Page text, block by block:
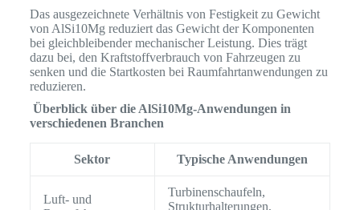
Das ausgezeichnete Verhältnis von Festigkeit zu Gewicht
von AlSi10Mg reduziert das Gewicht der Komponenten
bei gleichbleibender mechanischer Leistung. Dies trägt
dazu bei, den Kraftstoffverbrauch von Fahrzeugen zu
senken und die Startkosten bei Raumfahrtanwendungen zu
reduzieren.
Überblick über die AlSi10Mg-Anwendungen in
verschiedenen Branchen
Sektor Typische Anwendungen
Luft- und
Turbinenschaufeln,
Strukturhalterungen,